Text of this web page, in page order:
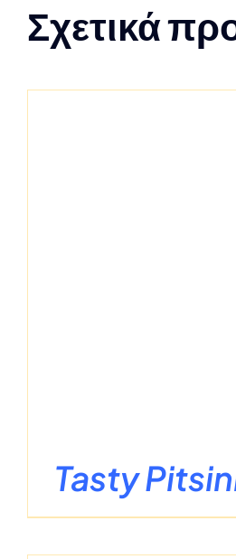
Σχετικά
Tasty